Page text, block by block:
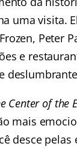
uma visita.
Peter
e
Center of the
mais
desce